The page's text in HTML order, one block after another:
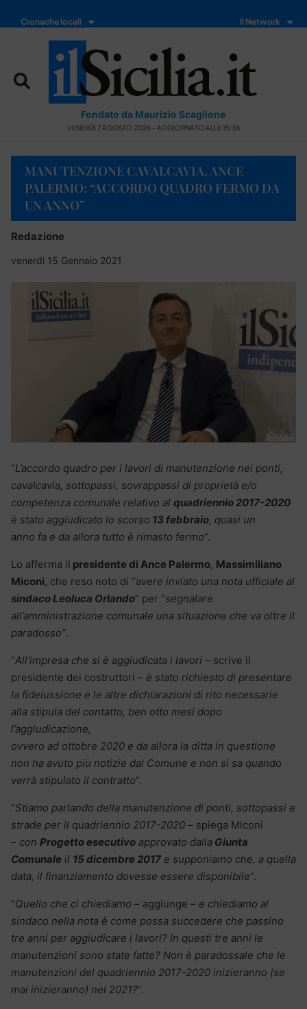
Cronache locali Il Network
Fondato da Maurizio Scaglione
VENERDÌ 7 AGOSTO 2026 - AGGIORNATO ALLE 15:38
MANUTENZIONE CAVALCAVIA, ANCE
PALERMO: “ACCORDO QUADRO FERMO DA
UN ANNO”
Redazione
venerdì 15 Gennaio 2021
“L’accordo quadro per i lavori di manutenzione nei ponti,
cavalcavia, sottopassi, sovrappassi di proprietà e/o
competenza comunale relativo al quadriennio 2017-2020
è stato aggiudicato lo scorso 13 febbraio, quasi un
anno fa e da allora tutto è rimasto fermo“.
Lo afferma il presidente di Ance Palermo, Massimiliano
Miconi, che reso noto di “avere inviato una nota ufficiale al
sindaco Leoluca Orlando” per “segnalare
all’amministrazione comunale una situazione che va oltre il
paradosso”.
“All’impresa che si è aggiudicata i lavori – scrive il
presidente dei costruttori – è stato richiesto di presentare
la fideiussione e le altre dichiarazioni di rito necessarie
alla stipula del contatto, ben otto mesi dopo
l’aggiudicazione,
ovvero ad ottobre 2020 e da allora la ditta in questione
non ha avuto più notizie dal Comune e non si sa quando
verrà stipulato il contratto“.
“Stiamo parlando della manutenzione di ponti, sottopassi e
strade per il quadriennio 2017-2020 – spiega Miconi
– con Progetto esecutivo approvato dalla Giunta
Comunale il 15 dicembre 2017 e supponiamo che, a quella
data, il finanziamento dovesse essere disponibile“.
“Quello che ci chiediamo – aggiunge – e chiediamo al
sindaco nella nota è come possa succedere che passino
tre anni per aggiudicare i lavori? In questi tre anni le
manutenzioni sono state fatte? Non è paradossale che le
manutenzioni del quadriennio 2017-2020 inizieranno (se
mai inizieranno) nel 2021?“.